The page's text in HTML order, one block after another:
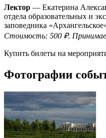
Лектор — Екатерина
отдела образовательных и
заповедника
Стоимость: 500 ₽.
Купить билеты на
Фотографии